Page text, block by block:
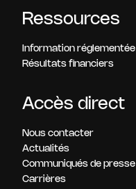
Ressources
Information réglementée
Résultats financiers
Accès direct
Nous contacter
Actualités
Communiqués de presse
Carrières